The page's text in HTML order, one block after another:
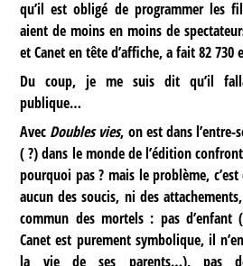
qu’il est obligé de programmer les
aient de moins en moins de
et Canet en tête d’affiche, a fait 82 730
Du coup, je me suis dit qu’il
publique…
Avec Doubles vies, on est dans l’entre-
( ?) dans le monde de l’édition
pourquoi pas ? mais le problème,
aucun des soucis, ni des
commun des mortels : pas d’enfant
Canet est purement symbolique, il
la vie de ses parents…), pas